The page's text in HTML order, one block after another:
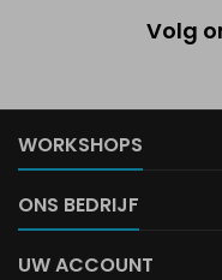
Volg
WORKSHOPS
ONS BEDRIJF
UW ACCOUNT